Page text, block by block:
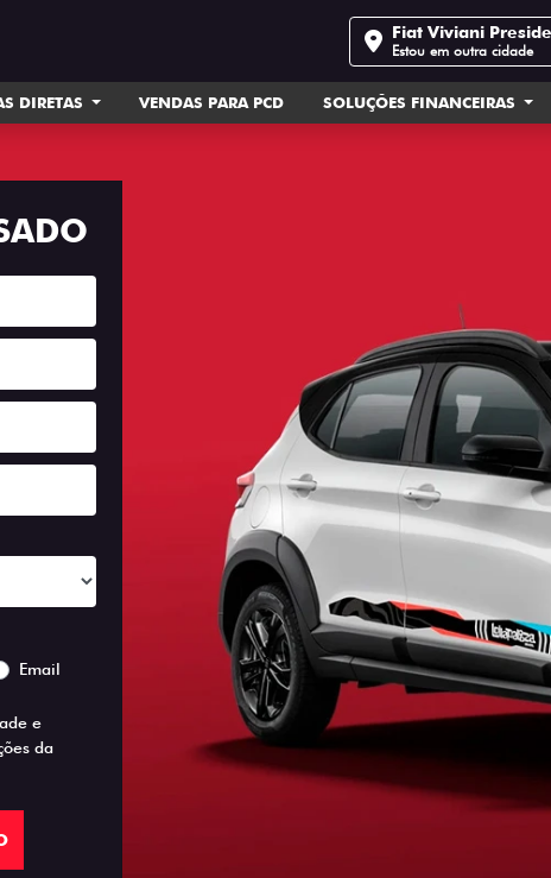
Fiat Viviani
Estou em outra cidade
DIRETAS VENDAS PARA PCD SOLUÇÕES FINANCEIRAS
Email
e
da